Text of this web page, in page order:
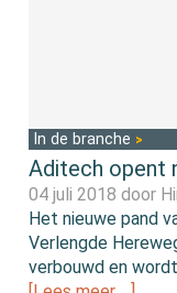
In de branche
Aditech opent
04 juli 2018 door
Het nieuwe pand
Verlengde
verbouwd en